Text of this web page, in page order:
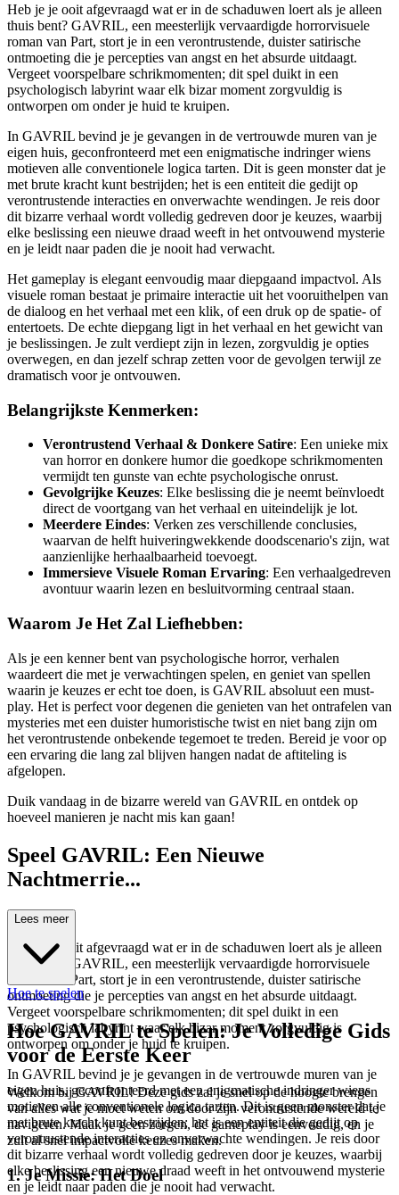
Heb je je ooit afgevraagd wat er in de schaduwen loert als je alleen
thuis bent? GAVRIL, een meesterlijk vervaardigde horrorvisuele
roman van Part, stort je in een verontrustende, duister satirische
ontmoeting die je percepties van angst en het absurde uitdaagt.
Vergeet voorspelbare schrikmomenten; dit spel duikt in een
psychologisch labyrint waar elk bizar moment zorgvuldig is
ontworpen om onder je huid te kruipen.
In GAVRIL bevind je je gevangen in de vertrouwde muren van je
eigen huis, geconfronteerd met een enigmatische indringer wiens
motieven alle conventionele logica tarten. Dit is geen monster dat je
met brute kracht kunt bestrijden; het is een entiteit die gedijt op
verontrustende interacties en onverwachte wendingen. Je reis door
dit bizarre verhaal wordt volledig gedreven door je keuzes, waarbij
elke beslissing een nieuwe draad weeft in het ontvouwend mysterie
en je leidt naar paden die je nooit had verwacht.
Het gameplay is elegant eenvoudig maar diepgaand impactvol. Als
visuele roman bestaat je primaire interactie uit het vooruithelpen van
de dialoog en het verhaal met een klik, of een druk op de spatie- of
entertoets. De echte diepgang ligt in het verhaal en het gewicht van
je beslissingen. Je zult verdiept zijn in lezen, zorgvuldig je opties
overwegen, en dan jezelf schrap zetten voor de gevolgen terwijl ze
dramatisch voor je ontvouwen.
Belangrijkste Kenmerken:
Verontrustend Verhaal & Donkere Satire: Een unieke mix
van horror en donkere humor die goedkope schrikmomenten
vermijdt ten gunste van echte psychologische onrust.
Gevolgrijke Keuzes: Elke beslissing die je neemt beïnvloedt
direct de voortgang van het verhaal en uiteindelijk je lot.
Meerdere Eindes: Verken zes verschillende conclusies,
waarvan de helft huiveringwekkende doodscenario's zijn, wat
aanzienlijke herhaalbaarheid toevoegt.
Immersieve Visuele Roman Ervaring: Een verhaalgedreven
avontuur waarin lezen en besluitvorming centraal staan.
Waarom Je Het Zal Liefhebben:
Als je een kenner bent van psychologische horror, verhalen
waardeert die met je verwachtingen spelen, en geniet van spellen
waarin je keuzes er echt toe doen, is GAVRIL absoluut een must-
play. Het is perfect voor degenen die genieten van het ontrafelen van
mysteries met een duister humoristische twist en niet bang zijn om
het verontrustende onbekende tegemoet te treden. Bereid je voor op
een ervaring die lang zal blijven hangen nadat de aftiteling is
afgelopen.
Duik vandaag in de bizarre wereld van GAVRIL en ontdek op
hoeveel manieren je nacht mis kan gaan!
Speel GAVRIL: Een Nieuwe
Nachtmerrie...
Wacht!
Heb je je ooit afgevraagd wat er in de schaduwen loert als je alleen
thuis bent? GAVRIL, een meesterlijk vervaardigde horrorvisuele
roman van Part, stort je in een verontrustende, duister satirische
ontmoeting die je percepties van angst en het absurde uitdaagt.
Vergeet voorspelbare schrikmomenten; dit spel duikt in een
psychologisch labyrint waar elk bizar moment zorgvuldig is
ontworpen om onder je huid te kruipen.
In GAVRIL bevind je je gevangen in de vertrouwde muren van je
eigen huis, geconfronteerd met een enigmatische indringer wiens
motieven alle conventionele logica tarten. Dit is geen monster dat je
met brute kracht kunt bestrijden; het is een entiteit die gedijt op
verontrustende interacties en onverwachte wendingen. Je reis door
dit bizarre verhaal wordt volledig gedreven door je keuzes, waarbij
elke beslissing een nieuwe draad weeft in het ontvouwend mysterie
en je leidt naar paden die je nooit had verwacht.
Lees meer
Hoe te spelen
Hoe GAVRIL te Spelen: Je Volledige Gids
voor de Eerste Keer
Welkom bij GAVRIL! Deze gids zal je snel op de hoogte brengen
van alles wat je moet weten om door zijn verontrustende wereld te
navigeren. Maak je geen zorgen, de gameplay is eenvoudig, en je
zult al snel impactvolle keuzes maken.
1. Je Missie: Het Doel